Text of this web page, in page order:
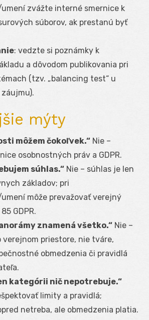
zvážte interné smernice k
súborov, ak prestanú byť
: vedzte si poznámky k
a dôvodom publikovania pri
(tzv. „balancing test“ u
mýty
môžem čokoľvek.“ Nie –
osobnostných práv a GDPR.
súhlas.“ Nie – súhlas je len
základov; pri
môže prevažovať verejný
GDPR.
znamená všetko.“ Nie –
verejnom priestore, nie tváre,
obmedzenia či pravidlá
kategórii nič nepotrebuje.“
limity a pravidlá;
netreba, ale obmedzenia platia.